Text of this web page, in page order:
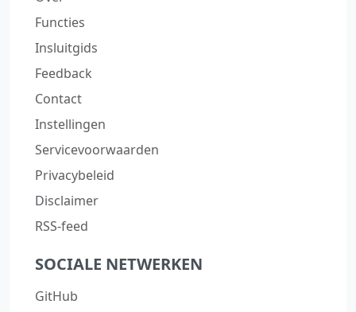
Functies
Insluitgids
Feedback
Contact
Instellingen
Servicevoorwaarden
Privacybeleid
Disclaimer
RSS-feed
SOCIALE NETWERKEN
GitHub